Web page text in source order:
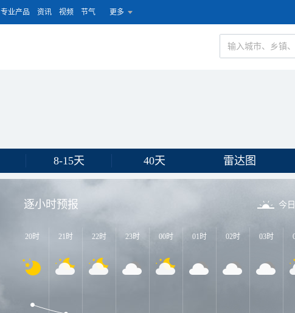
专业产品 资讯 视频 节气 更多
8-15天 40天 雷达图
逐小时预报 今
20时 21时 22时 23时 00时 01时 02时 03时